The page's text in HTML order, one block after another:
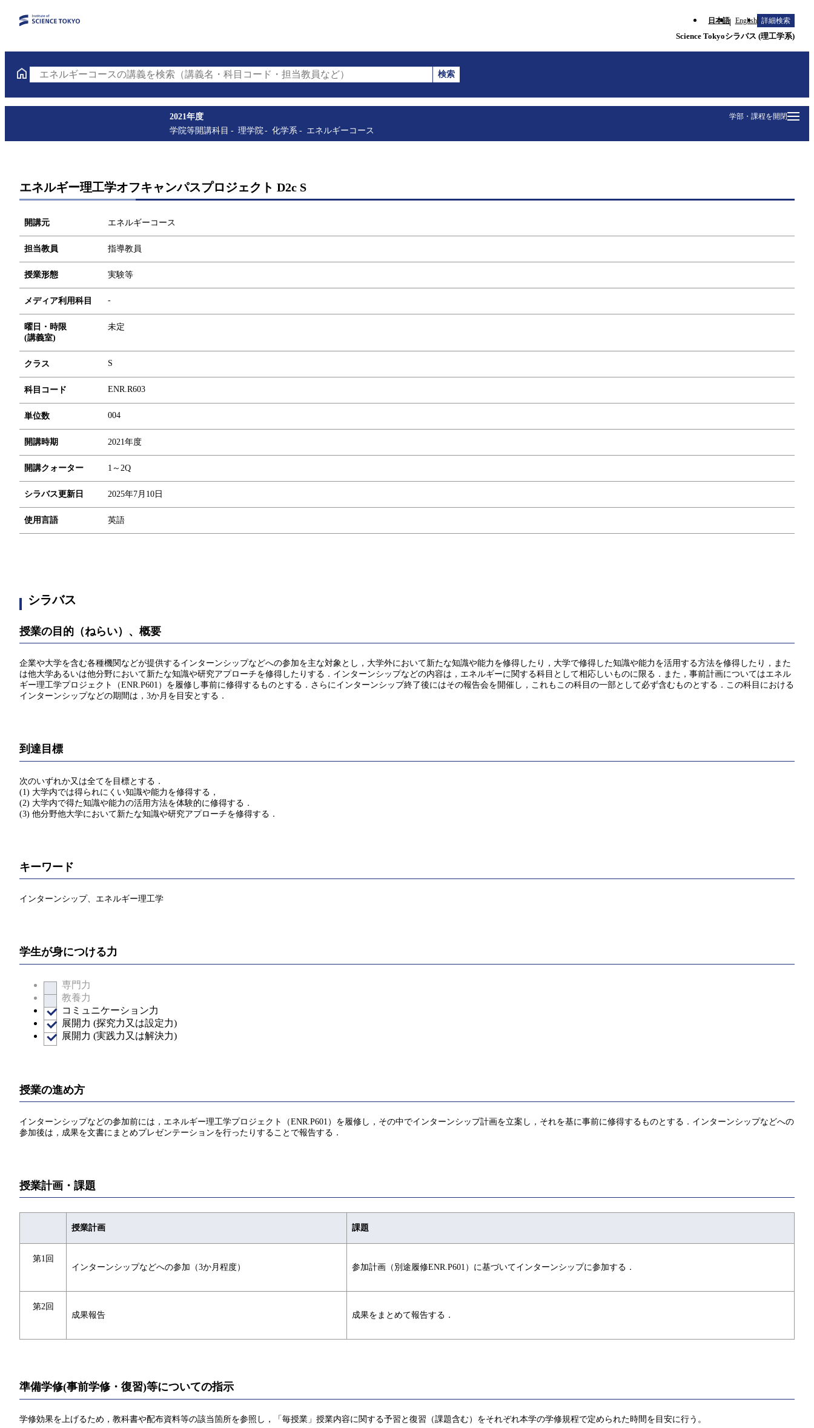
日本語 English 詳細検索
Science Tokyoシラバス (理工学系)
エネルギーコースの講義を検索（講義名・科目コード・担当教員など）
検索
学部・課程を開閉
2021年度
学院等開講科目
理学院 化学系 エネルギーコース
エネルギー理工学オフキャンパスプロジェクト D2c S
開講元 エネルギーコース
担当教員 指導教員
授業形態 実験等
メディア利用科目 -
曜日・時限
(講義室)
未定
クラス S
科目コード ENR.R603
単位数 004
開講時期 2021年度
開講クォーター 1～2Q
シラバス更新日 2025年7月10日
使用言語 英語
シラバス
授業の目的（ねらい）、概要
企業や大学を含む各種機関などが提供するインターンシップなどへの参加を主な対象とし，大学外において新たな知識や能力を修得したり，大学で修得した知識や能力を活用する方法を修得したり，また
は他大学あるいは他分野において新たな知識や研究アプローチを修得したりする．インターンシップなどの内容は，エネルギーに関する科目として相応しいものに限る．また，事前計画についてはエネル
ギー理工学プロジェクト（ENR.P601）を履修し事前に修得するものとする．さらにインターンシップ終了後にはその報告会を開催し，これもこの科目の一部として必ず含むものとする．この科目における
インターンシップなどの期間は，3か月を目安とする．
到達目標
次のいずれか又は全てを目標とする．
(1) 大学内では得られにくい知識や能力を修得する，
(2) 大学内で得た知識や能力の活用方法を体験的に修得する．
(3) 他分野他大学において新たな知識や研究アプローチを修得する．
キーワード
インターンシップ、エネルギー理工学
学生が身につける力
専門力
教養力
コミュニケーション力
展開力 (探究力又は設定力)
展開力 (実践力又は解決力)
授業の進め方
インターンシップなどの参加前には，エネルギー理工学プロジェクト（ENR.P601）を履修し，その中でインターンシップ計画を立案し，それを基に事前に修得するものとする．インターンシップなどへの
参加後は，成果を文書にまとめプレゼンテーションを行ったりすることで報告する．
授業計画・課題
授業計画 課題
第1回
インターンシップなどへの参加（3か月程度）
参加計画（別途履修ENR.P601）に基づいてインターンシップに参加する．
第2回
成果報告
成果をまとめて報告する．
準備学修(事前学修・復習)等についての指示
学修効果を上げるため，教科書や配布資料等の該当箇所を参照し，「毎授業」授業内容に関する予習と復習（課題含む）をそれぞれ本学の学修規程で定められた時間を目安に行う。